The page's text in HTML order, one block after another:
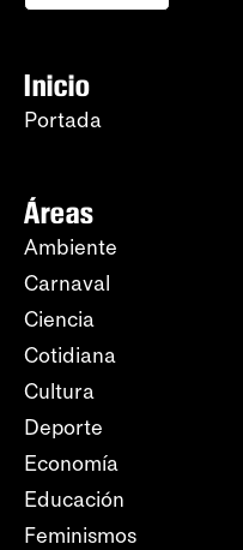
Inicio
Portada
Áreas
Ambiente
Carnaval
Ciencia
Cotidiana
Cultura
Deporte
Economía
Educación
Feminismos